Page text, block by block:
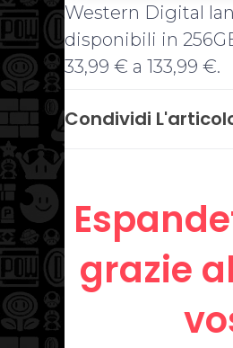
Western Digital
disponibili in
33,99 € a 133,99 €.
Condividi
grazie